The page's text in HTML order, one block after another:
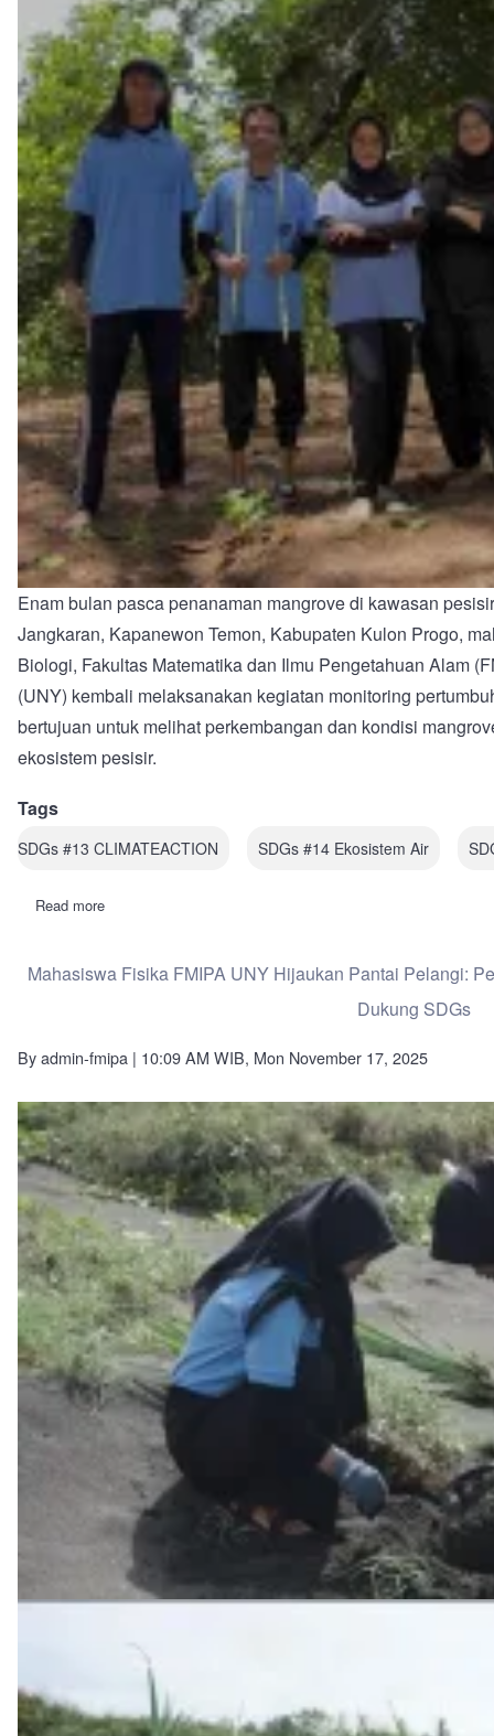
Enam bulan pasca penanaman mangrove di kawasan
Jangkaran, Kapanewon Temon, Kabupaten Kulon Progo,
Biologi, Fakultas Matematika dan Ilmu Pengetahuan Alam
(UNY) kembali melaksanakan kegiatan monitoring
bertujuan untuk melihat perkembangan dan kondisi
ekosistem pesisir.
Tags
SDGs #13 CLIMATEACTION SDGs #14 Ekosistem Air
Read more
Pendidikan
Enam
Pasca
Tanam
di
Pantai
Pesir
Mendit
Mahasiswa Fisika FMIPA UNY Hijaukan Pantai Pelangi:
Dukung SDGs
Byadmin-fmipa | 10:09 AM WIB, Mon November 17, 2025